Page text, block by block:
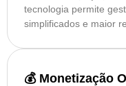
tecnologia permite
simplificados e maior
💰 Monetização